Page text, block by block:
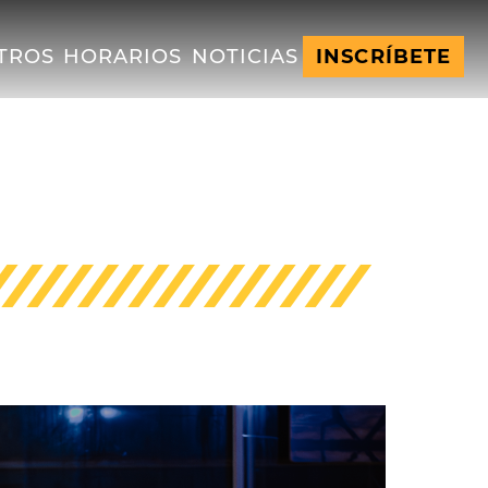
HORARIOS NOTICIAS INSCRÍBETE